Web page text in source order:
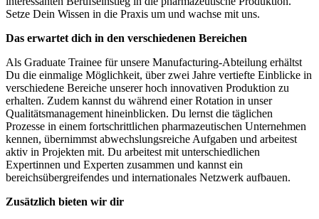
Setze Dein Wissen in die Praxis um und wachse mit uns.
Das erwartet dich in den verschiedenen Bereichen
Als Graduate Trainee für unsere Manufacturing-Abteilung erhältst
Du die einmalige Möglichkeit, über zwei Jahre vertiefte Einblicke in
verschiedene Bereiche unserer hoch innovativen Produktion zu
erhalten. Zudem kannst du während einer Rotation in unser
Qualitätsmanagement hineinblicken. Du lernst die täglichen
Prozesse in einem fortschrittlichen pharmazeutischen Unternehmen
kennen, übernimmst abwechslungsreiche Aufgaben und arbeitest
aktiv in Projekten mit. Du arbeitest mit unterschiedlichen
Expertinnen und Experten zusammen und kannst ein
bereichsübergreifendes und internationales Netzwerk aufbauen.
Zusätzlich bieten wir dir